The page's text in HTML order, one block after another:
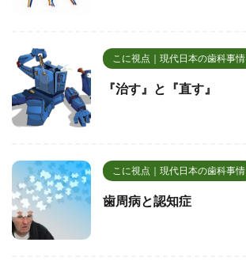
こに視点｜現代日本の歯科事情
『治す』と『直す』
こに視点｜現代日本の歯科事情
歯周病と認知症